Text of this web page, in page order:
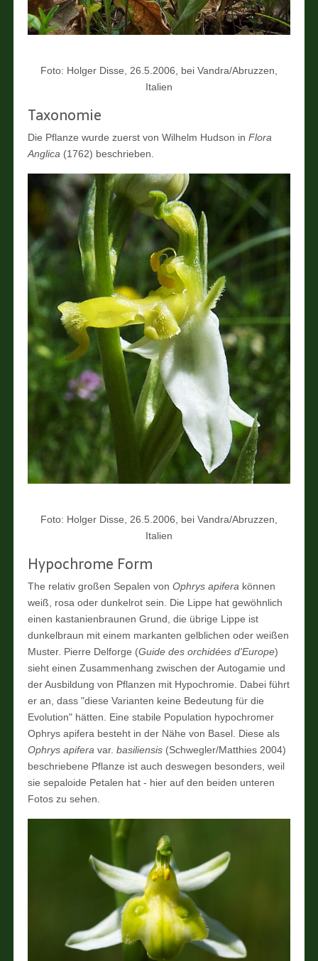
Foto: Holger Disse, 26.5.2006, bei Vandra/Abruzzen,
Italien
Taxonomie
Die Pflanze wurde zuerst von Wilhelm Hudson inFlora
Anglica (1762) beschrieben.
Foto: Holger Disse, 26.5.2006, bei Vandra/Abruzzen,
Italien
Hypochrome Form
The relativ großen Sepalen vonOphrys apifera können
weiß, rosa oder dunkelrot sein. Die Lippe hat gewöhnlich
einen kastanienbraunen Grund, die übrige Lippe ist
dunkelbraun mit einem markanten gelblichen oder weißen
Muster. Pierre Delforge (Guide des orchidées d'Europe)
sieht einen Zusammenhang zwischen der Autogamie und
der Ausbildung von Pflanzen mit Hypochromie. Dabei führt
er an, dass "diese Varianten keine Bedeutung für die
Evolution" hätten. Eine stabile Population hypochromer
Ophrys apifera besteht in der Nähe von Basel. Diese als
Ophrys apifera var.basiliensis (Schwegler/Matthies 2004)
beschriebene Pflanze ist auch deswegen besonders, weil
sie sepaloide Petalen hat - hier auf den beiden unteren
Fotos zu sehen.